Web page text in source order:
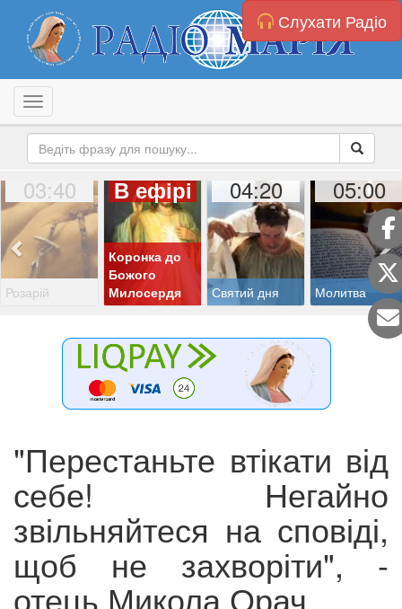
Слухати Радіо
Toggle navigation
03:40
Розарій
В ефірі
Коронка до
Божого
Милосердя
04:20
Святий дня
05:00
Молитва
"Перестаньте втікати від
себе! Негайно
звільняйтеся на сповіді,
щоб не захворіти", -
отець Микола Орач